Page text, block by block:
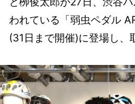
われている「弱虫ペダル
(31日まで開催)に登場し、